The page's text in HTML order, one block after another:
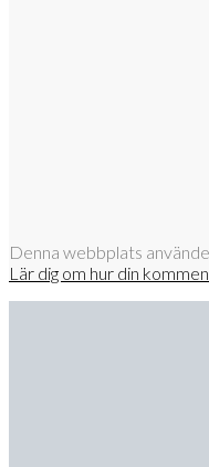
Denna webbplats
Lär dig om hur din